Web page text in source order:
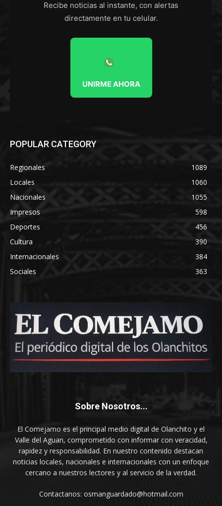
Recibe noticias al instante, con alertas
directamente en tu celular.
UNIRME AHORA
POPULAR CATEGORY
Regionales
1089
Locales
1060
Nacionales
1055
Impresos
598
Deportes
456
Cultura
390
Internacionales
384
Sociales
363
Sobre Nosotros...
El Comejamo es el principal medio digital de Olanchito y el
Valle del Aguan, comprometido con informar con veracidad,
rapidez y responsabilidad. En nuestro contenido destacan
noticias locales, nacionales e internacionales con un enfoque
cercano a nuestros lectores y al servicio de la verdad.
Contactanos: osmanguardado@hotmail.com